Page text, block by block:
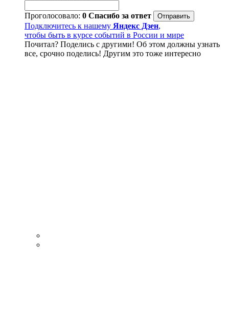
Проголосовало: 0 Спасибо за ответ
Подключитесь к нашему Яндекс Дзен,
чтобы быть в курсе событий в России и мире
Почитал? Поделись с другими! Об этом должны узнать
все, срочно поделись! Другим это тоже интересно